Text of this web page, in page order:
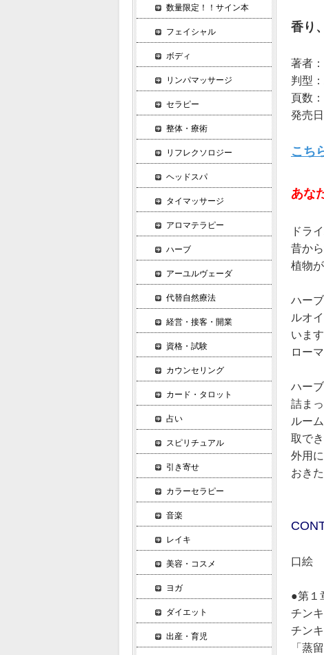
香り
著者
判型
頁数
発売
こち
あな
ドラ
昔か
植物
ハー
ルオ
います
ロー
ハー
詰ま
ルー
取でき
外用
おき
口絵
●第１
チン
チン
「蒸
数量限定！！サイン本
フェイシャル
ボディ
リンパマッサージ
セラピー
整体・療術
リフレクソロジー
ヘッドスパ
タイマッサージ
アロマテラピー
ハーブ
アーユルヴェーダ
代替自然療法
経営・接客・開業
資格・試験
カウンセリング
カード・タロット
占い
スピリチュアル
引き寄せ
カラーセラピー
音楽
レイキ
美容・コスメ
ヨガ
ダイエット
出産・育児